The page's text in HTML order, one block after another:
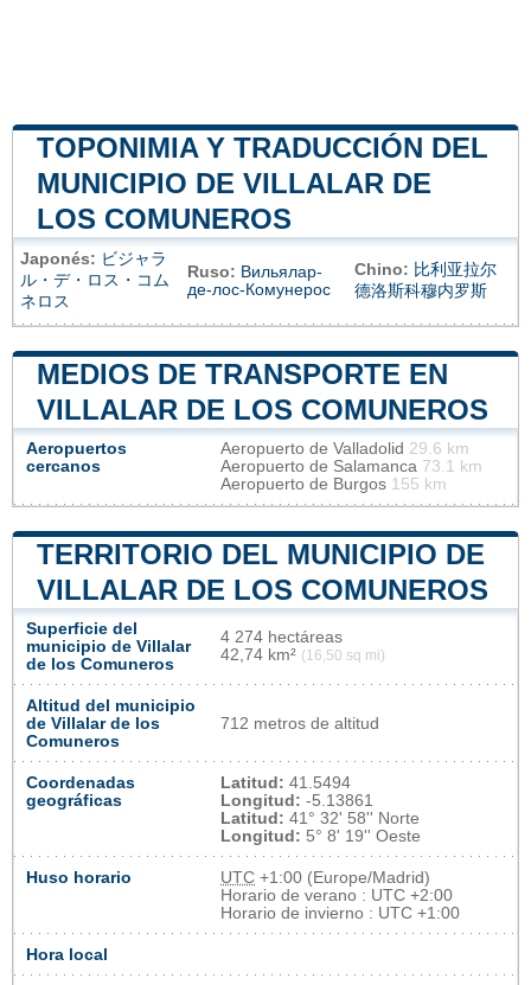
TOPONIMIA Y TRADUCCIÓN DEL
MUNICIPIO DE VILLALAR DE
LOS COMUNEROS
Japonés: ビジャラ
ル・デ・ロス・コム
ネロス
Ruso: Вильялар-
де-лос-Комунерос
Chino: 比利亚拉尔
德洛斯科穆内罗斯
MEDIOS DE TRANSPORTE EN
VILLALAR DE LOS COMUNEROS
Aeropuertos
cercanos
Aeropuerto de Valladolid 29.6 km
Aeropuerto de Salamanca 73.1 km
Aeropuerto de Burgos 155 km
TERRITORIO DEL MUNICIPIO DE
VILLALAR DE LOS COMUNEROS
Superficie del
municipio de Villalar
de los Comuneros
4 274 hectáreas
42,74 km² (16,50 sq mi)
Altitud del municipio
de Villalar de los
Comuneros
712 metros de altitud
Coordenadas
geográficas
Latitud: 41.5494
Longitud: -5.13861
Latitud: 41° 32' 58'' Norte
Longitud: 5° 8' 19'' Oeste
Huso horario UTC +1:00 (Europe/Madrid)
Horario de verano : UTC +2:00
Horario de invierno : UTC +1:00
Hora local